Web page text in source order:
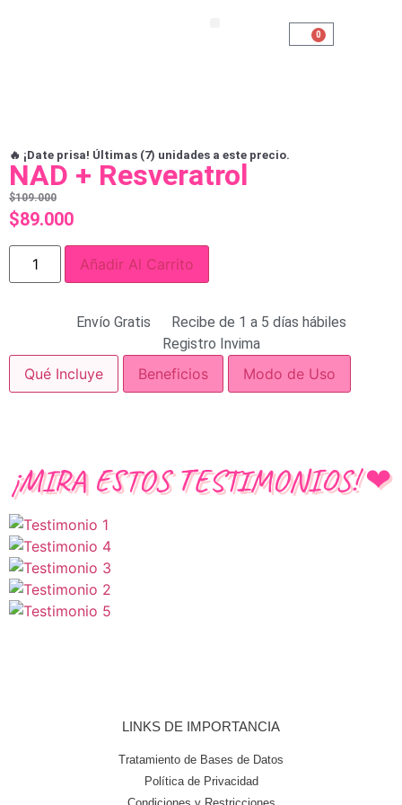
0
🔥 ¡Date prisa! Últimas (7) unidades a este precio.
NAD + Resveratrol
$109.000
$89.000
Añadir Al Carrito
Envío Gratis
Recibe de 1 a 5 días hábiles
Registro Invima
Qué Incluye Beneficios Modo de Uso
¡MIRA ESTOS TESTIMONIOS!❤
LINKS DE IMPORTANCIA
Tratamiento de Bases de Datos
Política de Privacidad